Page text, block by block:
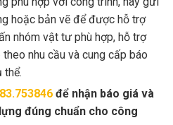
hoặc bản vẽ để được hỗ trợ
nhóm vật tư phù hợp, hỗ trợ
nhu cầu và cung cấp báo
thể.
đúng chuẩn cho công